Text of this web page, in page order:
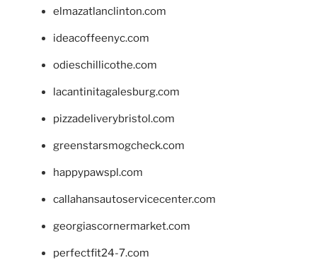
elmazatlanclinton.com
ideacoffeenyc.com
odieschillicothe.com
lacantinitagalesburg.com
pizzadeliverybristol.com
greenstarsmogcheck.com
happypawspl.com
callahansautoservicecenter.com
georgiascornermarket.com
perfectfit24-7.com